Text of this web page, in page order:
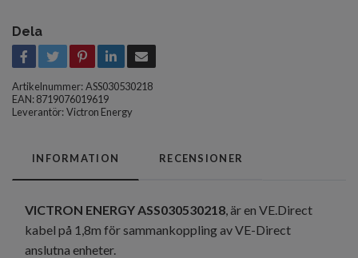
Dela
Artikelnummer:ASS030530218
EAN: 8719076019619
Leverantör:Victron Energy
INFORMATION RECENSIONER
VICTRON ENERGY ASS030530218, är en VE.Direct
kabel på 1,8m för sammankoppling av VE-Direct
anslutna enheter.